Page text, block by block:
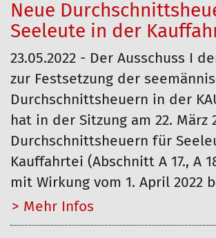
Neue
Seeleute in der
23.05.2022 - Der Ausschuss I
zur Festsetzung der
Durchschnittsheuern in der
hat in der Sitzung am 22. März
Durchschnittsheuern für
Kauffahrtei (Abschnitt A 17., A
mit Wirkung vom 1. April 2022
Mehr…